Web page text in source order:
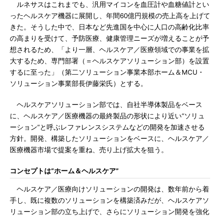
ルネサスはこれまでも、汎用マイコンを血圧計や血糖値計とい
ったヘルスケア機器に展開し、年間60億円規模の売上高を上げて
きた。そうした中で、日本など先進国を中心に人口の高齢化比率
の高まりを受けて、予防医療、健康管理ニーズが増えることが予
想されるため、「より一層、ヘルスケア／医療領域での事業を拡
大するため、専門部署（＝ヘルスケアソリューション部）を設置
するに至った」（第二ソリューション事業本部ホーム＆MCU・
ソリューション事業部長伊藤栄氏）とする。
ヘルスケアソリューション部では、自社半導体製品をベース
に、ヘルスケア／医療機器の最終製品の形状により近い“ソリュ
ーション”と呼ぶレファレンスシステムなどの開発を加速させる
方針。開発、構築したソリューションをベースに、ヘルスケア／
医療機器市場で提案を重ね、売り上げ拡大を狙う。
コンセプトは“ホーム＆ヘルスケア”
ヘルスケア／医療向けソリューションの開発は、数年前から着
手し、既に複数のソリューションを構築済みだが、ヘルスケアソ
リューション部の立ち上げで、さらにソリューション開発を強化